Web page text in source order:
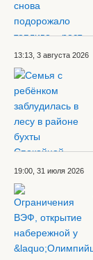
13:13, 3 августа 2026
19:00, 31 июля 2026